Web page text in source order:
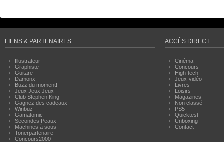
LIENS & PARTENAIRES
Illustrateur
Graphiste
Guitare
Damonx
Buzz du moment!
Jeux Jeux Jeux
Club Stephen King
Gagnez des cadeaux
Winbuz
Gamatomic
Secondes Peaux
Machines à sous
Tonerpartenaire
Concours2000
ACCÈS DIRECT
Cinéma
Concours
High-tech
Jeux-vidéo
Livres
Loisirs
Magazines
Non classé
PS5
Quicktest
Unboxing
Contact